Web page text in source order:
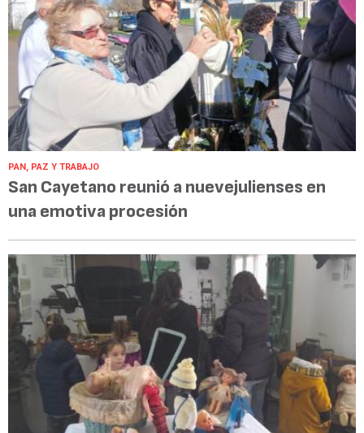
PAN, PAZ Y TRABAJO
San Cayetano reunió a nuevejulienses en
una emotiva procesión